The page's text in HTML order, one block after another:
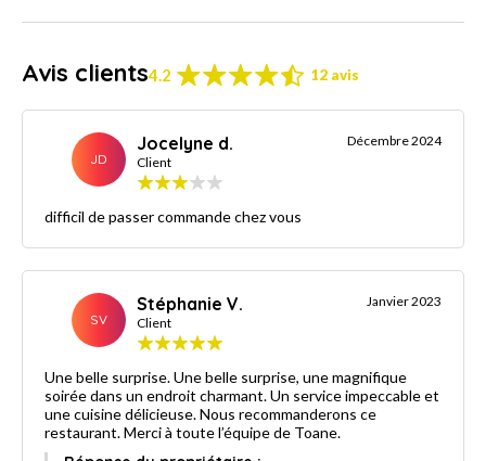
Avis clients4.2 12 avis
JD
Jocelyne d.
Client
Décembre 2024
difficil de passer commande chez vous
SV
Stéphanie V.
Client
Janvier 2023
Une belle surprise. Une belle surprise, une magnifique
soirée dans un endroit charmant. Un service impeccable et
une cuisine délicieuse. Nous recommanderons ce
restaurant. Merci à toute l’équipe de Toane.